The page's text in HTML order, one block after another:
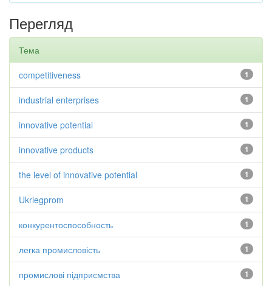
Перегляд
Тема
1
competitiveness
1
industrial enterprises
1
innovative potential
1
innovative products
1
the level of innovative potential
1
Ukrlegprom
1
конкурентоспособность
1
легка промисловість
1
промислові підприємства